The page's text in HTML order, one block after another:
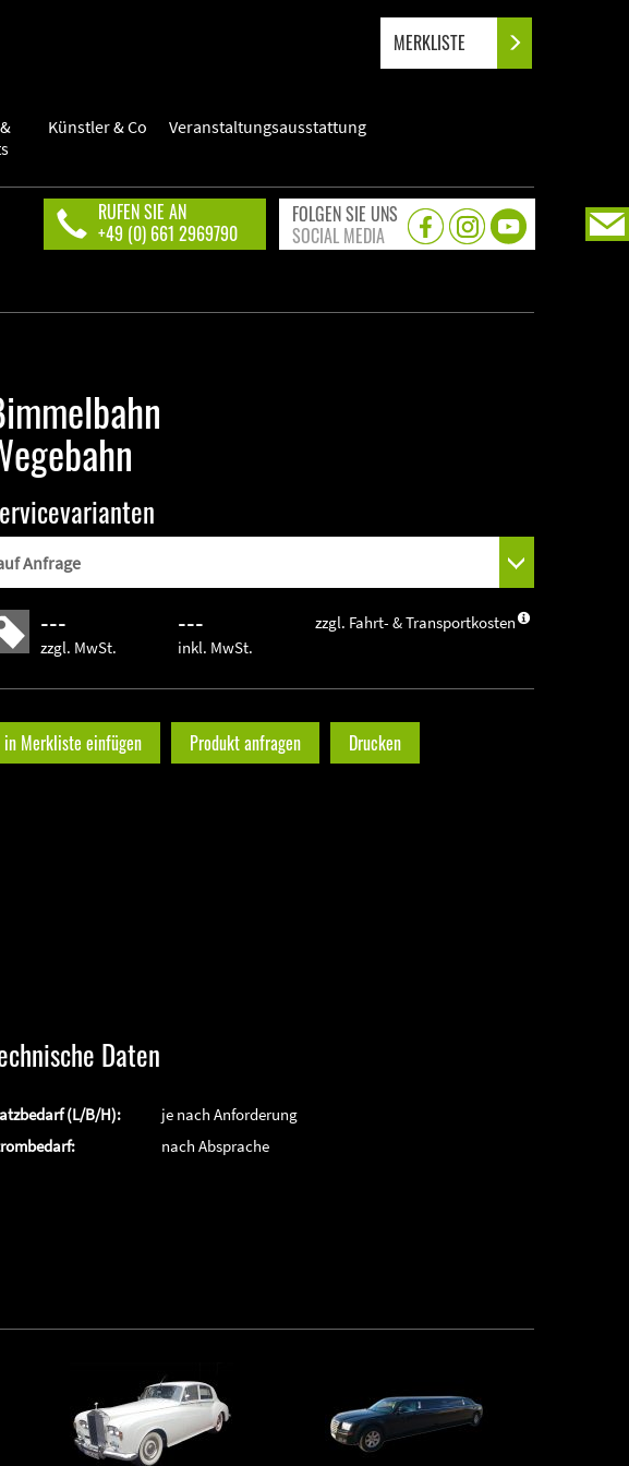
Künstler & Co Veranstaltungsausstattung
MERKLISTE
RUFEN SIE AN
+49 (0) 661 2969790
FOLGEN SIE UNS
SOCIAL MEDIA
---
zzgl. MwSt.
---
inkl. MwSt.
zzgl. Fahrt- & Transportkosten
in Merkliste einfügen Produkt anfragen Drucken
Daten
(L/B/H):
je nach Anforderung
nach Absprache